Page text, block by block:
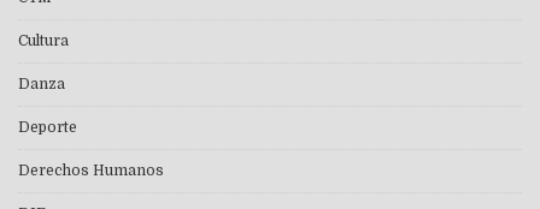
Cultura
Danza
Deporte
Derechos Humanos